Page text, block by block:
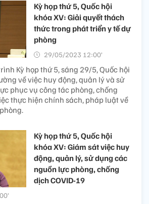
Kỳ họp thứ 5, Quốc hội
khóa XV: Giải quyết thách
thức trong phát triển y tế dự
phòng
29/05/2023 12:00’
Kỳ họp thứ 5, sáng 29/5, Quốc hội
về việc huy động, quản lý và sử
phục vụ công tác phòng, chống
thực hiện chính sách, pháp luật về
Kỳ họp thứ 5, Quốc hội
khóa XV: Giám sát việc huy
động, quản lý, sử dụng các
nguồn lực phòng, chống
dịch COVID-19